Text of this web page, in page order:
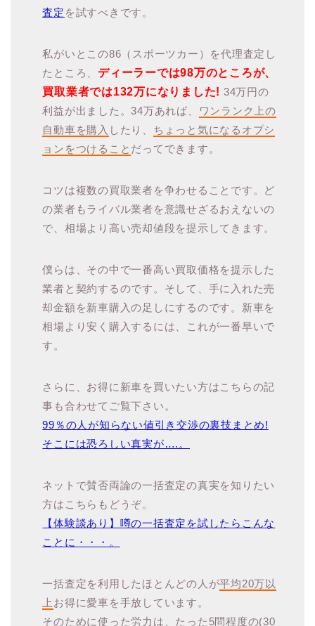
査定 を試すべきです。
私がいとこの86（スポーツカー）を代理査定し
たところ、 ディーラーでは98万のところが、
買取業者では132万になりました! 34万円の
利益が出ました。34万あれば、
ワンランク上の
自動車を購入 したり、 ちょっと気になるオプシ
ョンをつけること だってできます。
コツは複数の買取業者を争わせることです。ど
の業者もライバル業者を意識せざるおえないの
で、相場より高い売却値段を提示してきます。
僕らは、その中で一番高い買取価格を提示した
業者と契約するのです。そして、手に入れた売
却金額を新車購入の足しにするのです。新車を
相場より安く購入するには、これが一番早いで
す。
さらに、お得に新車を買いたい方はこちらの記
事も合わせてご覧下さい。
99％の人が知らない値引き交渉の裏技まとめ!
そこには恐ろしい真実が….。
ネットで賛否両論の一括査定の真実を知りたい
方はこちらもどうぞ。
【体験談あり】噂の一括査定を試したらこんな
ことに・・・。
一括査定を利用したほとんどの人が平均20万以
上 お得に愛車を手放しています。
そのために使った労力は、 たった5問程度の(30